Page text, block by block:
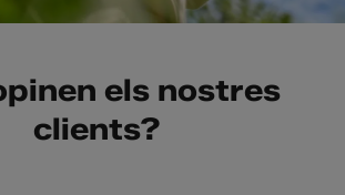
els nostres
clients?